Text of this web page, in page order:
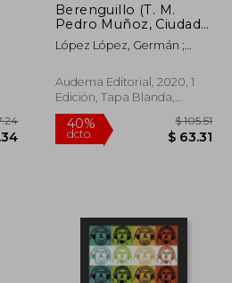
Berenguillo (T. M.
Pedro Muñoz, Ciudad
Real)Nuevos Datos
Para el Estudio de la
en Castilla - la Mancha
López López, Germán ;
Audema Editorial, 2020, 1
Edición, Tapa Blanda,
Nuevo
40%
dcto.